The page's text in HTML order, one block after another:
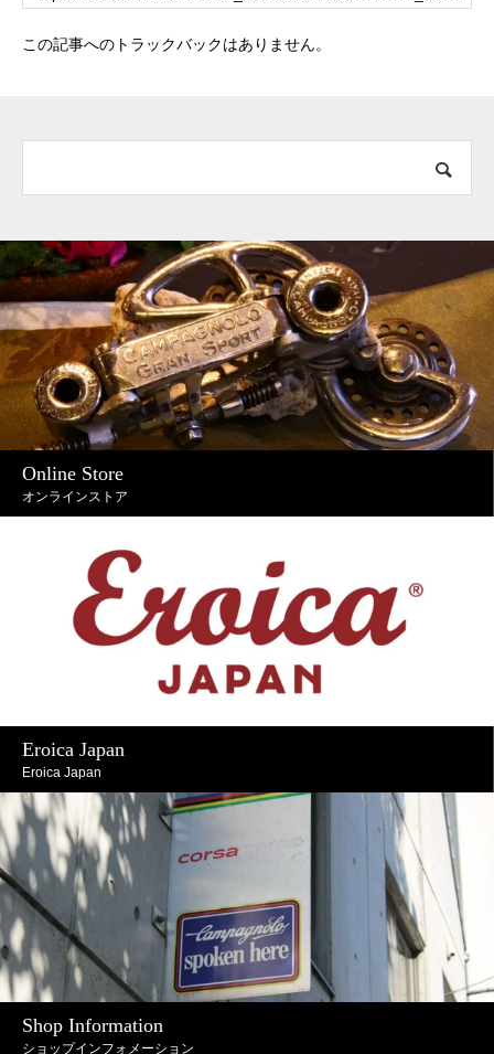
この記事へのトラックバックはありません。
Online Store
オンラインストア
Eroica Japan
Eroica Japan
Shop Information
ショップインフォメーション